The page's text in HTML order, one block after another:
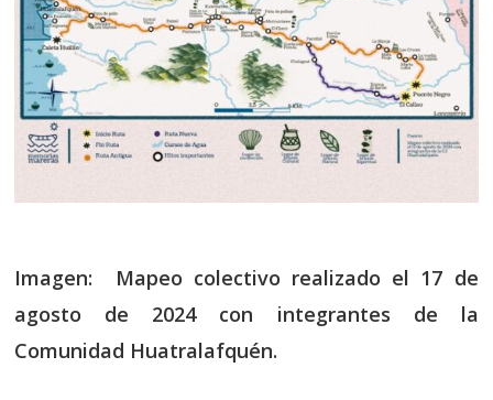
Imagen: Mapeo colectivo realizado el 17 de
agosto de 2024 con integrantes de la
Comunidad Huatralafquén.